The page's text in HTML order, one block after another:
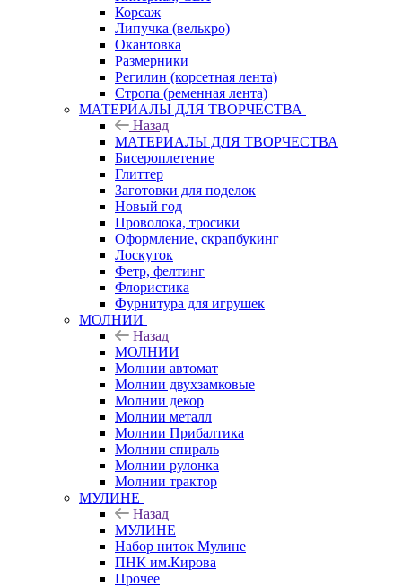
Корсаж
Липучка (велькро)
Окантовка
Размерники
Регилин (корсетная лента)
Стропа (ременная лента)
МАТЕРИАЛЫ ДЛЯ ТВОРЧЕСТВА
Назад
МАТЕРИАЛЫ ДЛЯ ТВОРЧЕСТВА
Бисероплетение
Глиттер
Заготовки для поделок
Новый год
Проволока, тросики
Оформление, скрапбукинг
Лоскуток
Фетр, фелтинг
Флористика
Фурнитура для игрушек
МОЛНИИ
Назад
МОЛНИИ
Молнии автомат
Молнии двухзамковые
Молнии декор
Молнии металл
Молнии Прибалтика
Молнии спираль
Молнии рулонка
Молнии трактор
МУЛИНЕ
Назад
МУЛИНЕ
Набор ниток Мулине
ПНК им.Кирова
Прочее